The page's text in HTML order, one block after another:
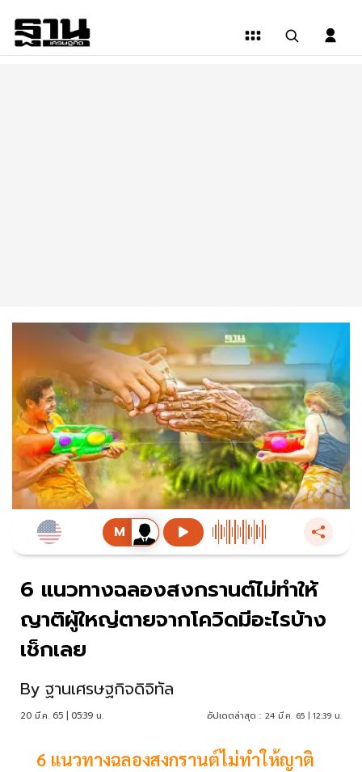
6 แนวทางฉลองสงกรานต์ไม่ทำให้
ญาติผู้ใหญ่ตายจากโควิดมีอะไรบ้าง
เช็กเลย
By ฐานเศรษฐกิจดิจิทัล
20 มี.ค. 65 | 05:39 น. อัปเดตล่าสุด : 24 มี.ค. 65 | 12:39 น.
6 แนวทางฉลองสงกรานต์ไม่ทำให้ญาติ